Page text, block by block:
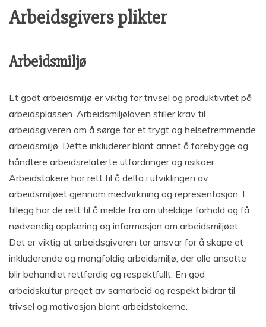
Arbeidsgivers plikter
Arbeidsmiljø
Et godt arbeidsmiljø er viktig for trivsel og produktivitet på
arbeidsplassen. Arbeidsmiljøloven stiller krav til
arbeidsgiveren om å sørge for et trygt og helsefremmende
arbeidsmiljø. Dette inkluderer blant annet å forebygge og
håndtere arbeidsrelaterte utfordringer og risikoer.
Arbeidstakere har rett til å delta i utviklingen av
arbeidsmiljøet gjennom medvirkning og representasjon. I
tillegg har de rett til å melde fra om uheldige forhold og få
nødvendig opplæring og informasjon om arbeidsmiljøet.
Det er viktig at arbeidsgiveren tar ansvar for å skape et
inkluderende og mangfoldig arbeidsmiljø, der alle ansatte
blir behandlet rettferdig og respektfullt. En god
arbeidskultur preget av samarbeid og respekt bidrar til
trivsel og motivasjon blant arbeidstakerne.